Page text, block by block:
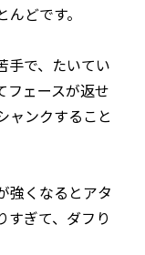
どです。
手で、たいてい
フェースが返せ
ャンクすること
強くなるとアタ
すぎて、ダフり